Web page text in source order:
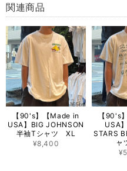
関連商品
【90's】【Made in
USA】BIG JOHNSON
半袖Tシャツ XL
¥8,400
【90's
USA
STARS
ャ